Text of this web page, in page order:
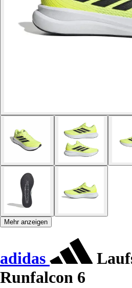
Mehr anzeigen
adidas
Runfalcon 6